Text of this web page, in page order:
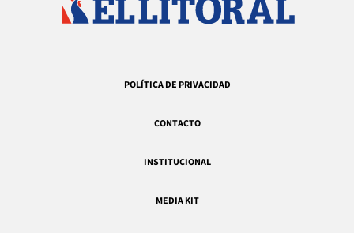
POLÍTICA DE PRIVACIDAD
CONTACTO
INSTITUCIONAL
MEDIA KIT